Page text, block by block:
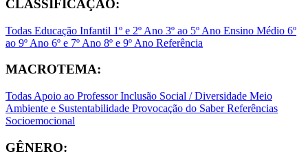
CLASSIFICAÇÃO:
Todas Educação Infantil 1º e 2º Ano 3º ao 5º Ano Ensino Médio 6º
ao 9º Ano 6º e 7º Ano 8º e 9º Ano Referência
MACROTEMA:
Todas Apoio ao ProfessorInclusão Social / Diversidade Meio
Ambiente e Sustentabilidade Provocação do SaberReferências
Socioemocional
GÊNERO: